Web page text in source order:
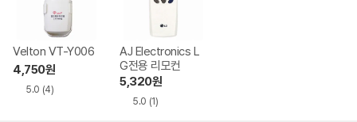
Velton VT-Y006
4,750원
5.0 (4)
AJ Electronics L
G전용 리모컨
5,320원
5.0 (1)